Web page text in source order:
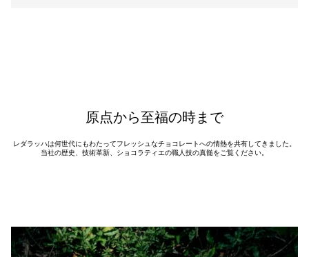
レダラッハは何世代にもわたってフレッシュなチョコレートへの情熱を共有してきました。